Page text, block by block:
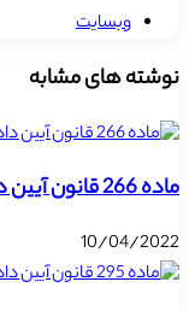
وبسایت
نوشته های مشابه
ماده 266 قانون آیین دادرسی کیفری
10/04/2022